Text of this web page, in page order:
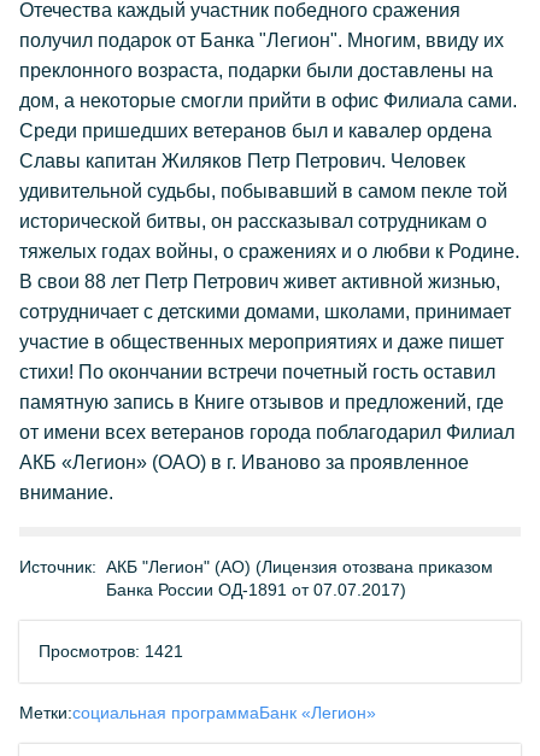
Отечества каждый участник победного сражения
получил подарок от Банка "Легион". Многим, ввиду их
преклонного возраста, подарки были доставлены на
дом, а некоторые смогли прийти в офис Филиала сами.
Среди пришедших ветеранов был и кавалер ордена
Славы капитан Жиляков Петр Петрович. Человек
удивительной судьбы, побывавший в самом пекле той
исторической битвы, он рассказывал сотрудникам о
тяжелых годах войны, о сражениях и о любви к Родине.
В свои 88 лет Петр Петрович живет активной жизнью,
сотрудничает с детскими домами, школами, принимает
участие в общественных мероприятиях и даже пишет
стихи! По окончании встречи почетный гость оставил
памятную запись в Книге отзывов и предложений, где
от имени всех ветеранов города поблагодарил Филиал
АКБ «Легион» (ОАО) в г. Иваново за проявленное
внимание.
Источник: АКБ "Легион" (АО) (Лицензия отозвана приказом
Банка России ОД-1891 от 07.07.2017)
Просмотров: 1421
Метки:социальная программаБанк «Легион»